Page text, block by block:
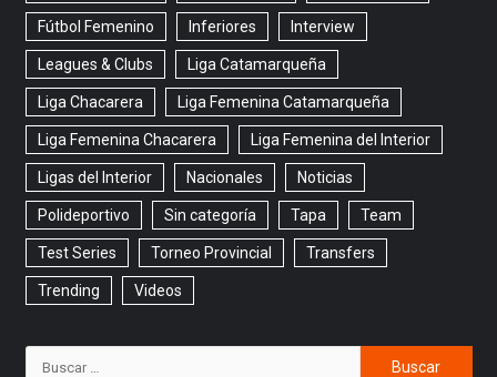
Fútbol Femenino Inferiores Interview
Leagues & Clubs Liga Catamarqueña
Liga Chacarera Liga Femenina Catamarqueña
Liga Femenina Chacarera Liga Femenina del Interior
Ligas del Interior Nacionales Noticias
Polideportivo Sin categoría Tapa Team
Test Series Torneo Provincial Transfers
Trending Videos